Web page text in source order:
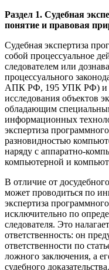
Раздел 1. Судебная
понятие и правовая
Судебная экспертиза
собой процессуальное
следователем или
процессуального
АПК РФ, 195 УПК РФ) и
исследования объектов
обладающим
информационных
экспертиза
разновидностью
наряду с аппаратно-
компьютерной и
В отличие от
может проводиться по
экспертиза
исключительно по
следователя. Это
ответственность: он
ответственности по
ложного заключения, а
судебного